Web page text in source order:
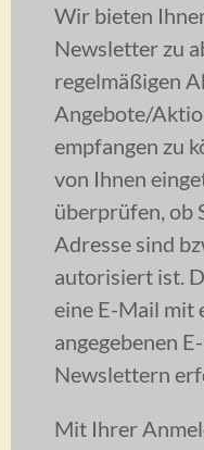
Wir bieten
Newsletter zu
regelmäßigen
Angebote/
empfangen zu
von Ihnen
überprüfen, ob
Adresse sind
autorisiert ist.
eine E-Mail mit
angegebenen
Newslettern
Mit Ihrer